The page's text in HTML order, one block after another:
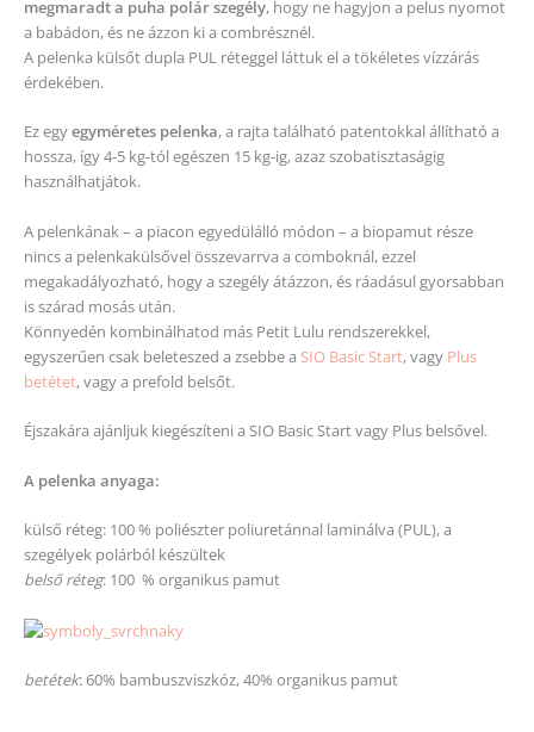
megmaradt a puha polár szegély, hogy ne hagyjon a pelus nyomot
a babádon, és ne ázzon ki a combrésznél.
A pelenka külsőt dupla PUL réteggel láttuk el a tökéletes vízzárás
érdekében.
Ez egyegyméretes pelenka, a rajta található patentokkal állítható a
hossza, így 4-5 kg-tól egészen 15 kg-ig, azaz szobatisztaságig
használhatjátok.
A pelenkának – a piacon egyedülálló módon – a biopamut része
nincs a pelenkakülsővel összevarrva a comboknál, ezzel
megakadályozható, hogy a szegély átázzon, és ráadásul gyorsabban
is szárad mosás után.
Könnyedén kombinálhatod más Petit Lulu rendszerekkel,
egyszerűen csak beleteszed a zsebbe a SIO Basic Start, vagy Plus
betétet, vagy a prefold belsőt.
Éjszakára ajánljuk kiegészíteni a SIO Basic Start vagy Plus belsővel.
A pelenka anyaga:
külső réteg: 100 % poliészter poliuretánnal laminálva (PUL), a
szegélyek polárból készültek
belső réteg: 100 % organikus pamut
betétek: 60% bambuszviszkóz, 40% organikus pamut